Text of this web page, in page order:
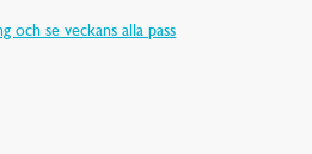
och se veckans alla pass